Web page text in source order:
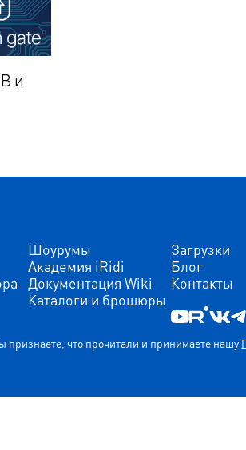
и
Шоурумы
Академия iRidi
Документация Wiki
Каталоги и брошюры
Загрузки
Блог
Контакты
признаете, что прочитали и принимаете нашу